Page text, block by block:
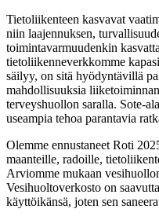
Tietoliikenteen kasvavat
niin laajennuksen,
toimintavarmuudenkin
tietoliikenneverkkomme
säilyy, on sitä hyödyntävillä
mahdollisuuksia
terveyshuollon saralla. Sote-
useampia tehoa parantavia
Olemme ennustaneet Roti
maanteille, radoille,
Arviomme mukaan
Vesihuoltoverkosto on
käyttöikänsä, joten sen